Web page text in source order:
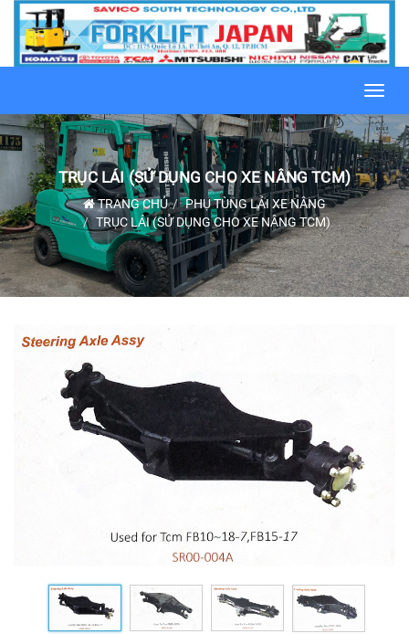
TRỤC LÁI (SỬ DỤNG CHO XE NÂNG TCM)
TRANG CHỦ
PHỤ TÙNG LÁI XE NÂNG
TRỤC LÁI (SỬ DỤNG CHO XE NÂNG TCM)